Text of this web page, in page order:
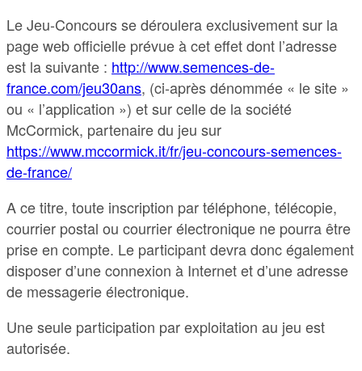
Le Jeu-Concours se déroulera exclusivement sur la
page web officielle prévue à cet effet dont l’adresse
est la suivante : http://www.semences-de-
france.com/jeu30ans, (ci-après dénommée « le site »
ou « l’application ») et sur celle de la société
McCormick, partenaire du jeu sur
https://www.mccormick.it/fr/jeu-concours-semences-
de-france/
A ce titre, toute inscription par téléphone, télécopie,
courrier postal ou courrier électronique ne pourra être
prise en compte. Le participant devra donc également
disposer d’une connexion à Internet et d’une adresse
de messagerie électronique.
Une seule participation par exploitation au jeu est
autorisée.